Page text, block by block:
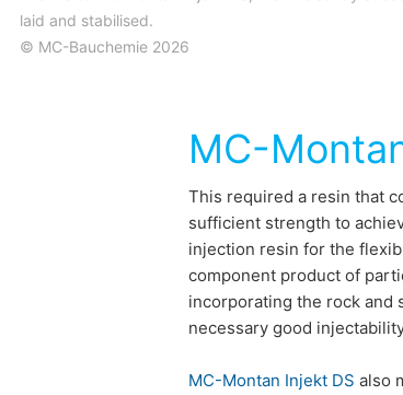
laid and stabilised.
© MC-Bauchemie 2026
MC-
This required a resin that
sufficient strength to
injection resin for the
component product of
incorporating the rock and
necessary good
MC-Montan Injekt DS also